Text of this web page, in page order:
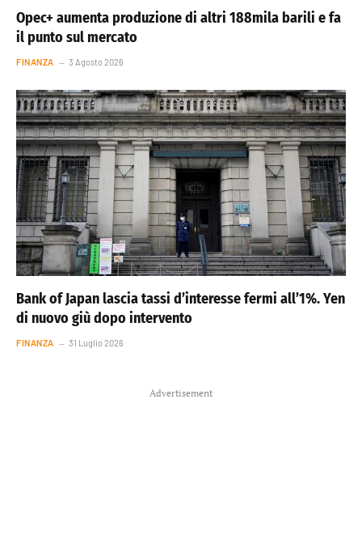
Opec+ aumenta produzione di altri 188mila barili e fa
il punto sul mercato
FINANZA 3 Agosto 2026
Bank of Japan lascia tassi d’interesse fermi all’1%. Yen
di nuovo giù dopo intervento
FINANZA 31 Luglio 2026
Advertisement